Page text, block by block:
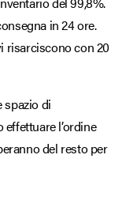
in 24 ore.
risarciscono con 20
spazio di
l’ordine
del resto per